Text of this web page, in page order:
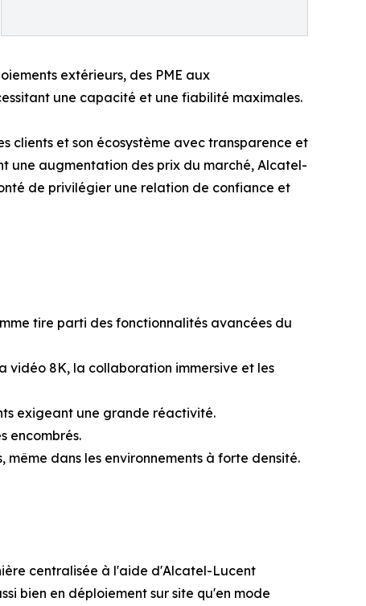
extérieurs, des PME aux
une capacité et une fiabilité maximales.
clients et son écosystème avec transparence et
une augmentation des prix du marché, Alcatel-
de privilégier une relation de confiance et
tire parti des fonctionnalités avancées du
vidéo 8K, la collaboration immersive et les
exigeant une grande réactivité.
encombrés.
dans les environnements à forte densité.
centralisée à l'aide d'Alcatel-Lucent
bien en déploiement sur site qu'en mode